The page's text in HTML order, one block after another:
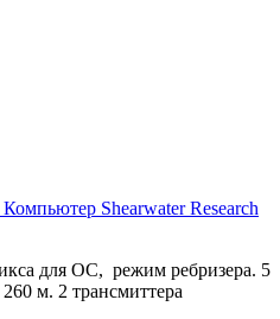
Компьютер Shearwater Research
для OC, режим ребризера. 5
м. 2 трансмиттера